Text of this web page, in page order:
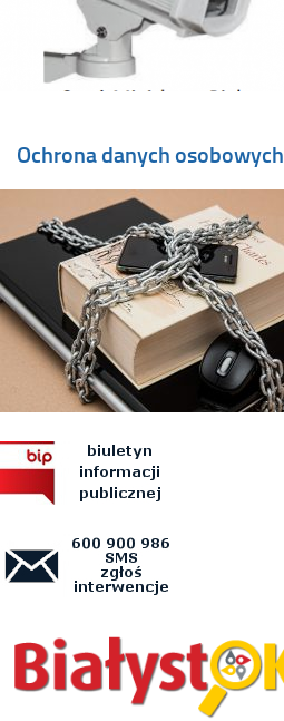
Ochrona danych osobowych